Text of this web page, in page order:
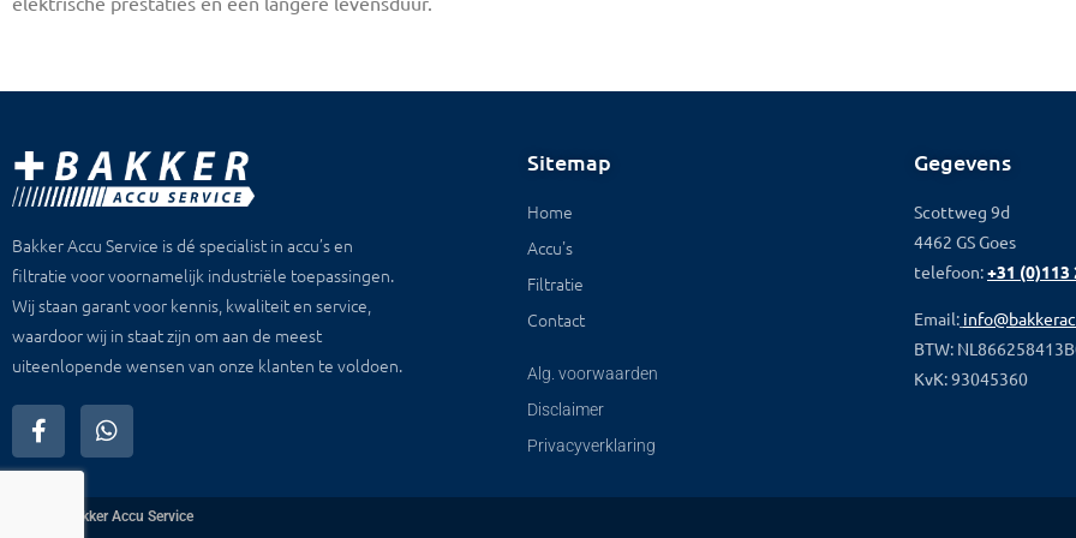
Bakker Accu Service is dé specialist in accu’s en
filtratie voor voornamelijk industriële toepassingen.
Wij staan garant voor kennis, kwaliteit en service,
waardoor wij in staat zijn om aan de meest
uiteenlopende wensen van onze klanten te voldoen.
Sitemap
Home
Accu's
Filtratie
Contact
Alg. voorwaarden
Disclaimer
Privacyverklaring
Gegevens
Scottweg 9d
4462 GS Goes
telefoon:+31 (0)113
Email:
BTW:
KvK: 93045360
Bakker Accu Service